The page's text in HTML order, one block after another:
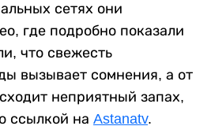
сетях они
где подробно показали
что свежесть
вызывает сомнения, а от
неприятный запах,
ссылкой на Astanatv.